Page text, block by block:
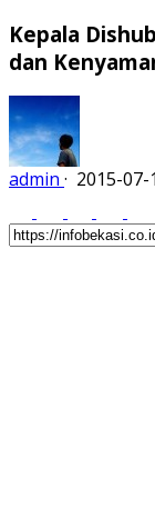
Kepala
dan
admin · 2015-07-